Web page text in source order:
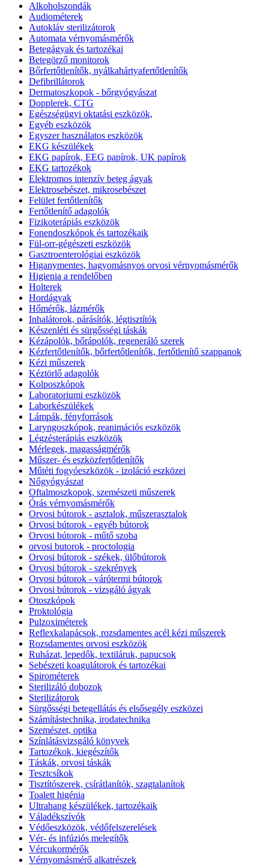
Alkoholszondák
Audiométerek
Autokláv sterilizátorok
Automata vérnyomásmérők
Betegágyak és tartozékai
Betegörző monitorok
Bőrfertőtlenítők, nyálkahártyafertőtlenítők
Defibrillátorok
Dermatoszkopok - bőrgyógyászat
Dopplerek, CTG
Egészségügyi oktatási eszközök,
Egyéb eszközök
Egyszer használatos eszközök
EKG készülékek
EKG papírok, EEG papírok, UK papírok
EKG tartozékok
Elektromos intenzív beteg ágyak
Elektrosebészet, mikrosebészet
Felület fertőtlenítők
Fertőtlenítő adagolók
Fizikoterápiás eszközök
Fonendoszkópok és tartozékaik
Fül-orr-gégészeti eszközök
Gasztroenterológiai eszközök
Higanymentes, hagyomásnyos orvosi vérnyomásmérők
Higienia a rendelőben
Holterek
Hordágyak
Hőmérők, lázmérők
Inhalátorok, párásítók, légtisztítók
Készenléti és sürgősségi táskák
Kézápolók, bőrápolók, regeneráló szerek
Kézfertőtlenítők, bőrfertőtlenítők, fertőtlenítő szappanok
Kézi műszerek
Kéztörlő adagolók
Kolposzkópok
Laboratoriumi eszközök
Laborkészülékek
Lámpák, fényforrások
Laryngoszkópok, reanimációs eszközök
Légzésterápiás eszközök
Mérlegek, magasságmérők
Műszer- és eszközfertőtlenítők
Műtéti fogyóeszközök - izoláció eszközei
Nőgyógyászat
Oftalmoszkopok, szemészeti műszerek
Órás vérnyomásmérők
Orvosi bútorok - asztalok, műszerasztalok
Orvosi bútorok - egyéb bútorok
Orvosi bútorok - műtő szoba
orvosi butorok - proctologia
Orvosi bútorok - székek, ülőbútorok
Orvosi bútorok - szekrények
Orvosi bútorok - várótermi bútorok
Orvosi bútorok - vizsgáló ágyak
Otoszkópok
Proktológia
Pulzoximéterek
Reflexkalapácsok, rozsdamentes acél kézi műszerek
Rozsdamentes orvosi eszközök
Ruházat, lepedők, textiláruk, papucsok
Sebészeti koagulátorok és tartozékai
Spirométerek
Sterilizáló dobozok
Sterilizátorok
Sürgősségi betegellátás és elsősegély eszközei
Számítástechnika, irodatechnika
Szemészet, optika
Színlátásvizsgáló könyvek
Tartozékok, kiegészítők
Táskák, orvosi táskák
Tesztcsíkok
Tisztítószerek, csírátlanítók, szagtalanítok
Toalett higénia
Ultrahang készülékek, tartozékaik
Váladékszívók
Védőeszközök, védőfelszerelések
Vér- és infúziós melegítők
Vércukormérők
Vérnyomásmérő alkatrészek